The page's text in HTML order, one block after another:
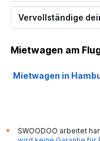
Vervollständige
Mietwagen am
Mietwagen in
*
SWOODOO arbeitet